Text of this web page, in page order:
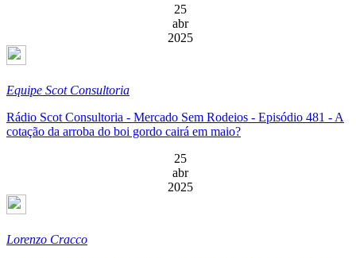
25
abr
2025
Equipe Scot Consultoria
Rádio Scot Consultoria - Mercado Sem Rodeios - Episódio 481 - A
cotação da arroba do boi gordo cairá em maio?
25
abr
2025
Lorenzo Cracco